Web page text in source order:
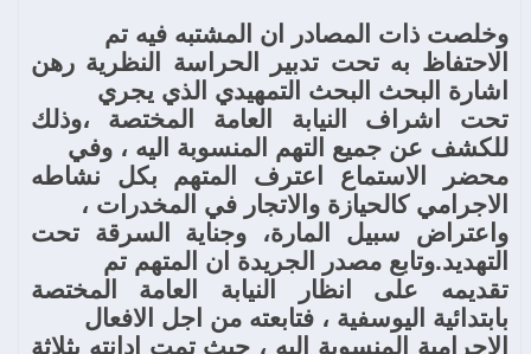
وخلصت ذات المصادر ان المشتبه فيه تم
الاحتفاظ به تحت تدبير الحراسة النظرية رهن
اشارة البحث البحث التمهيدي الذي يجري
تحت اشراف النيابة العامة المختصة ،وذلك
للكشف عن جميع التهم المنسوبة اليه ، وفي
محضر الاستماع اعترف المتهم بكل نشاطه
الاجرامي كالحيازة والاتجار في المخدرات ،
واعتراض سبيل المارة، وجناية السرقة تحت
التهديد.وتابع مصدر الجريدة ان المتهم تم
تقديمه على انظار النيابة العامة المختصة
بابتدائية اليوسفية ، فتابعته من اجل الافعال
الاجرامية المنسوبة اليه ، حيث تمت ادانته بثلاثة